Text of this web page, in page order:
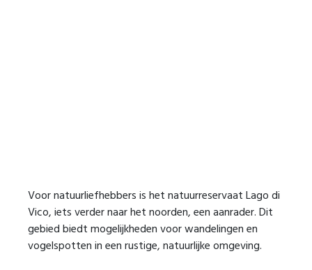
Voor natuurliefhebbers is het natuurreservaat Lago di
Vico, iets verder naar het noorden, een aanrader. Dit
gebied biedt mogelijkheden voor wandelingen en
vogelspotten in een rustige, natuurlijke omgeving.